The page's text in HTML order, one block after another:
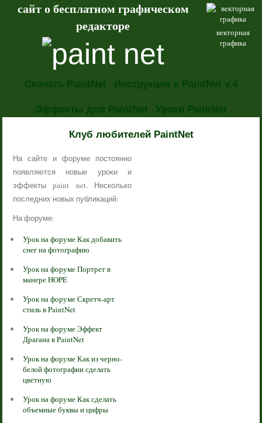
векторная
графика
сайт о бесплатном графическом
редакторе
Скачать PaintNet Инструкция к PaintNet v.4
Эффекты для PaintNet Уроки PaintNet
Клуб любителей PaintNet
На сайте и форуме постоянно
появляются новые уроки и
эффекты paint net. Несколько
последних новых публикаций:
На форуме:
Урок на форуме Как добавить
снег на фотографию
Урок на форуме Портрет в
манере HOPE
Урок на форуме Скретч-арт
стиль в PaintNet
Урок на форуме Эффект
Драгана в PaintNet
Урок на форуме Как из черно-
белой фотографии сделать
цветную
Урок на форуме Как сделать
объемные буквы и цифры